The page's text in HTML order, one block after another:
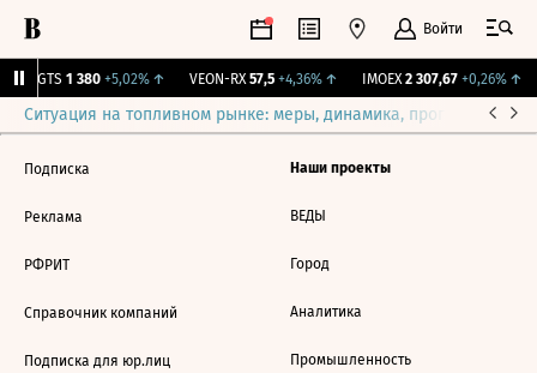
Войти
MGTS 1 380 +5,02%↑ VEON-RX 57,5 +4,36%↑ IMOEX 2 307,67 +0,26%↑
Ситуация на топливном рынке: меры, динамика, прогнозы
Подписка
Реклама
РФРИТ
Справочник компаний
Подписка для юр.лиц
Наши проекты
ВЕДЫ
Город
Аналитика
Промышленность